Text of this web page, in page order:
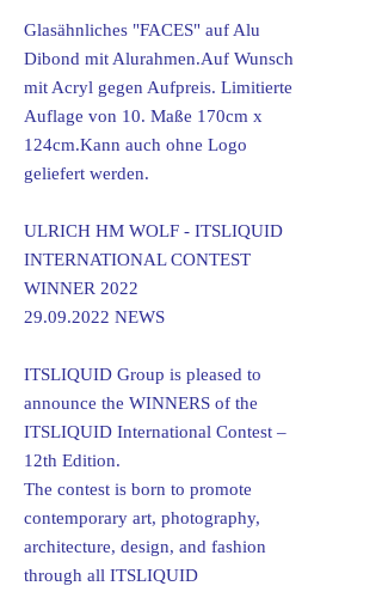
Glasähnliches "FACES" auf Alu
Dibond mit Alurahmen.Auf Wunsch
mit Acryl gegen Aufpreis. Limitierte
Auflage von 10. Maße 170cm x
124cm.Kann auch ohne Logo
geliefert werden.
ULRICH HM WOLF - ITSLIQUID
INTERNATIONAL CONTEST
WINNER 2022
29.09.2022 NEWS
ITSLIQUID Group is pleased to
announce the WINNERS of the
ITSLIQUID International Contest –
12th Edition.
The contest is born to promote
contemporary art, photography,
architecture, design, and fashion
through all ITSLIQUID